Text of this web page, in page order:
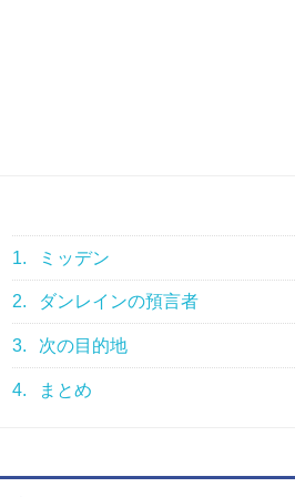
1. ミッデン
2. ダンレインの預言者
3. 次の目的地
4. まとめ